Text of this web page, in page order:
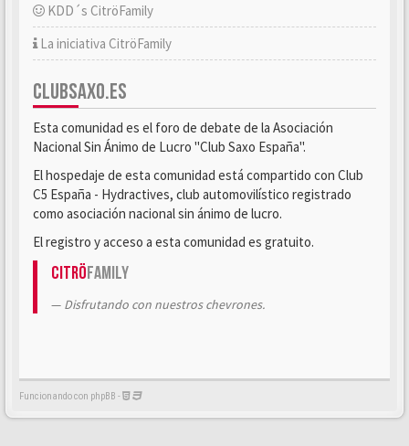
KDD´s CitröFamily
La iniciativa CitröFamily
CLUBSAXO.ES
Esta comunidad es el foro de debate de la Asociación
Nacional Sin Ánimo de Lucro "Club Saxo España".
El hospedaje de esta comunidad está compartido con Club
C5 España - Hydractives, club automovilístico registrado
como asociación nacional sin ánimo de lucro.
El registro y acceso a esta comunidad es gratuito.
CitröFamily
Disfrutando con nuestros chevrones.
Funcionando con phpBB -